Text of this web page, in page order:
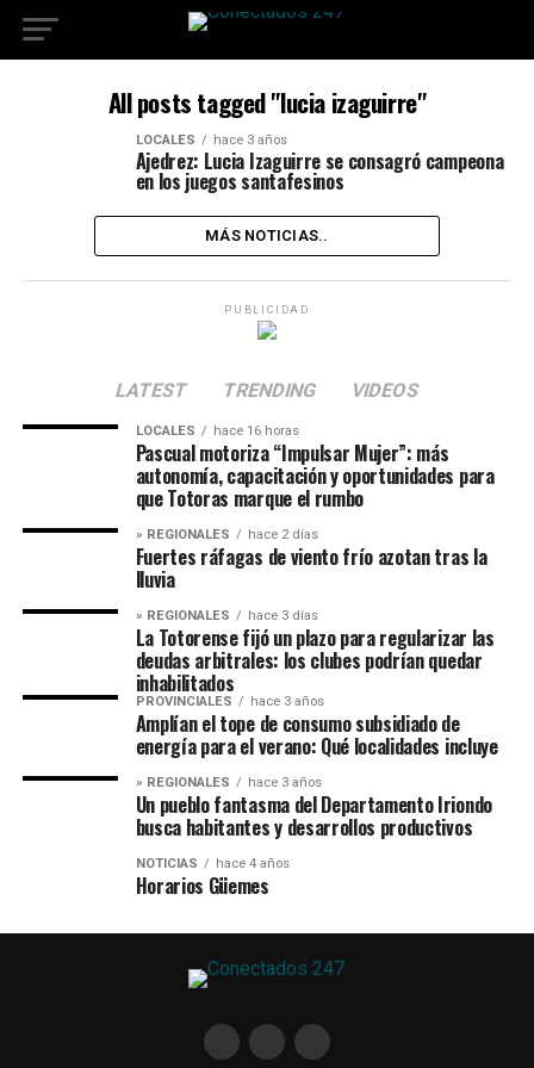
All posts tagged "lucia izaguirre"
LOCALES hace 3 años
Ajedrez: Lucia Izaguirre se consagró campeona
en los juegos santafesinos
MÁS NOTICIAS..
PUBLICIDAD
LATEST TRENDING VIDEOS
LOCALES hace 16 horas
Pascual motoriza “Impulsar Mujer”: más
autonomía, capacitación y oportunidades para
que Totoras marque el rumbo
» REGIONALES hace 2 días
Fuertes ráfagas de viento frío azotan tras la
lluvia
» REGIONALES hace 3 días
La Totorense fijó un plazo para regularizar las
deudas arbitrales: los clubes podrían quedar
inhabilitados
PROVINCIALES hace 3 años
Amplían el tope de consumo subsidiado de
energía para el verano: Qué localidades incluye
» REGIONALES hace 3 años
Un pueblo fantasma del Departamento Iriondo
busca habitantes y desarrollos productivos
NOTICIAS hace 4 años
Horarios Güemes